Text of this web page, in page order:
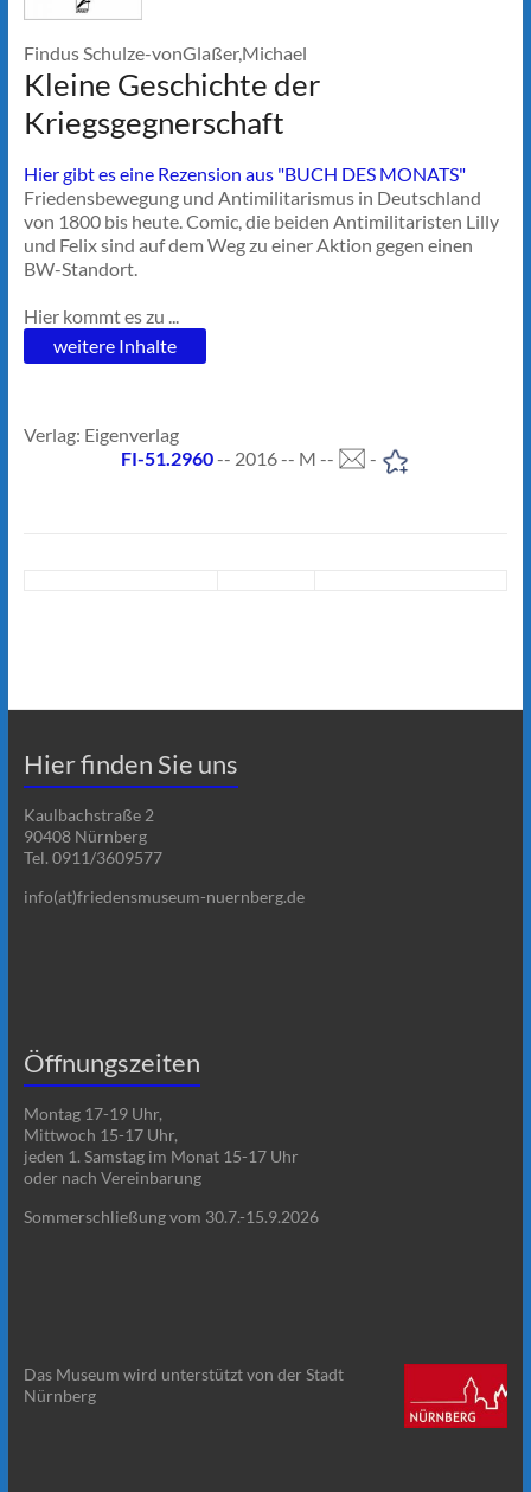
Findus Schulze-vonGlaßer,Michael
Kleine Geschichte der
Kriegsgegnerschaft
Hier gibt es eine Rezension aus "BUCH DES MONATS"
Friedensbewegung und Antimilitarismus in Deutschland
von 1800 bis heute. Comic, die beiden Antimilitaristen Lilly
und Felix sind auf dem Weg zu einer Aktion gegen einen
BW-Standort.
Hier kommt es zu ...
weitere Inhalte
Verlag: Eigenverlag
FI-51.2960-- 2016 -- M -- -
Hier finden Sie uns
Kaulbachstraße 2
90408 Nürnberg
Tel. 0911/3609577
info(at)friedensmuseum-nuernberg.de
Öffnungszeiten
Montag 17-19 Uhr,
Mittwoch 15-17 Uhr,
jeden 1. Samstag im Monat 15-17 Uhr
oder nach Vereinbarung
Sommerschließung vom 30.7.-15.9.2026
Das Museum wird unterstützt von der Stadt
Nürnberg